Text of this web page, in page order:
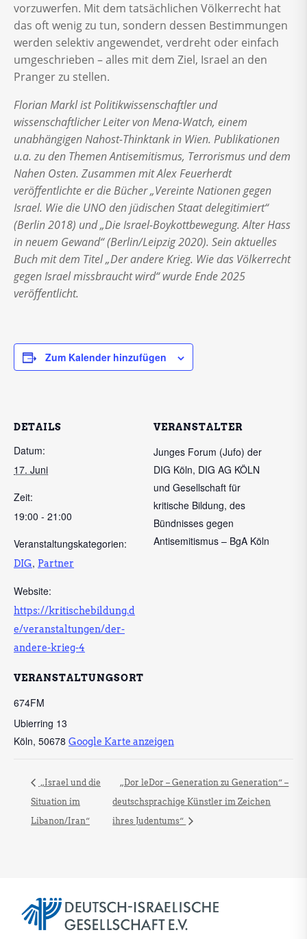
vorzuwerfen. Mit dem tatsächlichen Völkerrecht hat
das oft wenig zu tun, sondern dessen Bestimmungen
werden selektiv angewendet, verdreht oder einfach
umgeschrieben – alles mit dem Ziel, Israel an den
Pranger zu stellen.
Florian Markl ist Politikwissenschaftler und
wissenschaftlicher Leiter von Mena-Watch, einem
unabhängigen Nahost-Thinktank in Wien. Publikationen
u.a. zu den Themen Antisemitismus, Terrorismus und dem
Nahen Osten. Zusammen mit Alex Feuerherdt
veröffentlichte er die Bücher „Vereinte Nationen gegen
Israel. Wie die UNO den jüdischen Staat delegitimiert“
(Berlin 2018) und „Die Israel-Boykottbewegung. Alter Hass
in neuem Gewand“ (Berlin/Leipzig 2020). Sein aktuelles
Buch mit dem Titel „Der andere Krieg. Wie das Völkerrecht
gegen Israel missbraucht wird“ wurde Ende 2025
veröffentlicht.
Zum Kalender hinzufügen
DETAILS
Datum:
17. Juni
Zeit:
19:00 - 21:00
Veranstaltungskategorien:
DIG, Partner
Website:
https://kritischebildung.d
e/veranstaltungen/der-
andere-krieg-4
VERANSTALTUNGSORT
674FM
Ubierring 13
Köln, 50678 Google Karte anzeigen
VERANSTALTER
Junges Forum (Jufo) der
DIG Köln, DIG AG KÖLN
und Gesellschaft für
kritische Bildung, des
Bündnisses gegen
Antisemitismus – BgA Köln
„Israel und die
Situation im
Libanon/Iran“
„Dor leDor – Generation zu Generation“ –
deutschsprachige Künstler im Zeichen
ihres Judentums“